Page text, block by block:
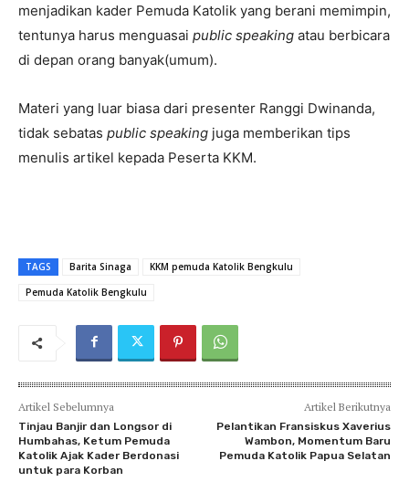
menjadikan kader Pemuda Katolik yang berani memimpin,
tentunya harus menguasai public speaking atau berbicara
di depan orang banyak(umum).
Materi yang luar biasa dari presenter Ranggi Dwinanda,
tidak sebatas public speaking juga memberikan tips
menulis artikel kepada Peserta KKM.
TAGS Barita Sinaga
KKM pemuda Katolik Bengkulu
Pemuda Katolik Bengkulu
Artikel Sebelumnya
Tinjau Banjir dan Longsor di
Humbahas, Ketum Pemuda
Katolik Ajak Kader Berdonasi
untuk para Korban
Artikel Berikutnya
Pelantikan Fransiskus Xaverius
Wambon, Momentum Baru
Pemuda Katolik Papua Selatan